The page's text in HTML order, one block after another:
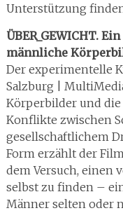
Unterstützung
ÜBER_GEWICHT.
männliche
Der experimentelle
Salzburg |
Körperbilder und
Konflikte zwischen
gesellschaftlichem
Form erzählt der
dem Versuch, einen
selbst zu finden –
Männer selten oder